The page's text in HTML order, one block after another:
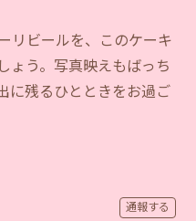
リビールを、このケーキ
ょう。写真映えもばっち
に残るひとときをお過ご
通報する